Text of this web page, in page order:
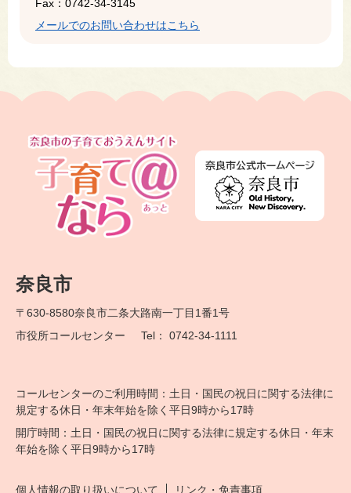
Fax：0742-34-3145
メールでのお問い合わせはこちら
奈良市
〒630-8580奈良市二条大路南一丁目1番1号
市役所コールセンター
Tel： 0742-34-1111
コールセンターのご利用時間：土日・国民の祝日に関する法律に
規定する休日・年末年始を除く平日9時から17時
開庁時間：土日・国民の祝日に関する法律に規定する休日・年末
年始を除く平日9時から17時
個人情報の取り扱いについて リンク・免責事項